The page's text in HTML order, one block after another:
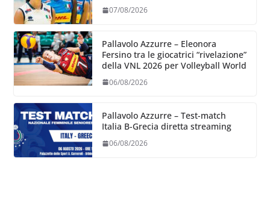
07/08/2026
Pallavolo Azzurre – Eleonora
Fersino tra le giocatrici “rivelazione”
della VNL 2026 per Volleyball World
06/08/2026
Pallavolo Azzurre – Test-match
Italia B-Grecia diretta streaming
06/08/2026